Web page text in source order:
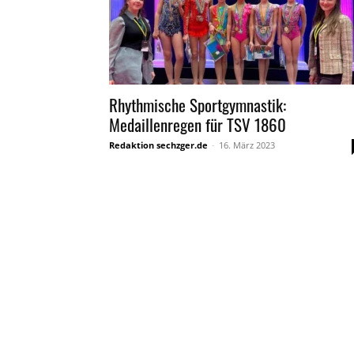
Rhythmische Sportgymnastik:
Medaillenregen für TSV 1860
Redaktion sechzger.de - 16. März 2023